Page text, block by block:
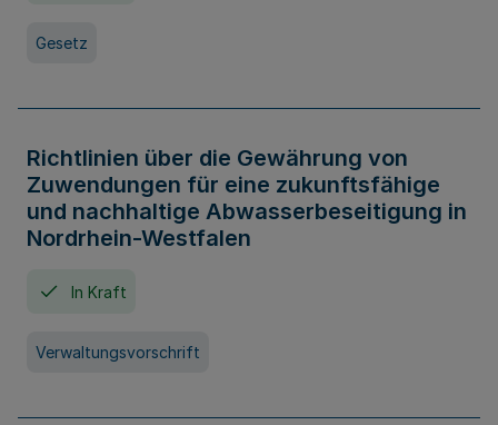
Gesetz
Richtlinien über die Gewährung von
Zuwendungen für eine zukunftsfähige
und nachhaltige Abwasserbeseitigung in
Nordrhein-Westfalen
In Kraft
Verwaltungsvorschrift